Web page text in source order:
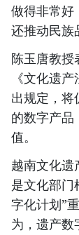
做得非常好
还推动民族
陈玉唐教授
《文化遗
出规定，将
的数字产品
值。
越南文化遗
是文化部门
字化计划”
为，遗产数